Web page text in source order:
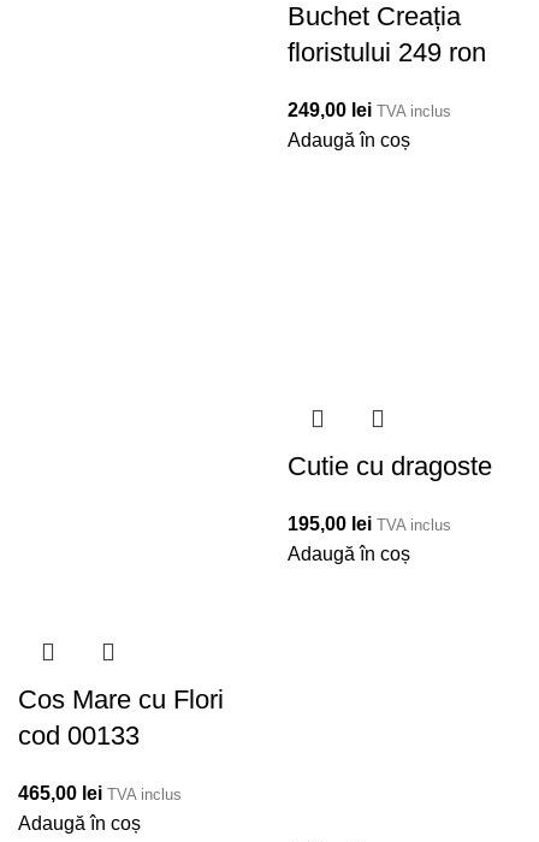
Buchet Creația
floristului 249 ron
249,00 lei TVA inclus
Adaugă în coș
Cos Mare cu Flori
cod 00133
465,00 lei TVA inclus
Adaugă în coș
Cutie cu dragoste
195,00 lei TVA inclus
Adaugă în coș